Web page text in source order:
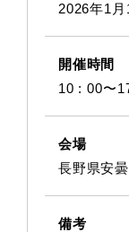
2026年1
開催時間
10 : 00〜
会場
⾧野県安
備考